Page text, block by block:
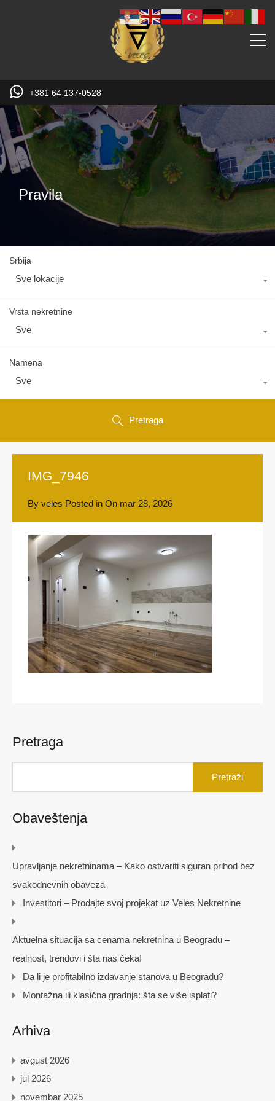
+381 64 137-0528
Pravila
Srbija
Sve lokacije
Vrsta nekretnine
Sve
Namena
Sve
Pretraga
IMG_7946
By veles Posted in On mar 28, 2026
Pretraga
Obaveštenja
Upravljanje nekretninama – Kako ostvariti siguran prihod bez
svakodnevnih obaveza
Investitori – Prodajte svoj projekat uz Veles Nekretnine
Aktuelna situacija sa cenama nekretnina u Beogradu –
realnost, trendovi i šta nas čeka!
Da li je profitabilno izdavanje stanova u Beogradu?
Montažna ili klasična gradnja: šta se više isplati?
Arhiva
avgust 2026
jul 2026
novembar 2025